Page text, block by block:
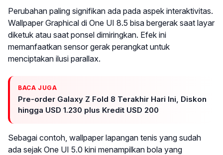
Perubahan paling signifikan ada pada aspek interaktivitas.
Wallpaper Graphical di One UI 8.5 bisa bergerak saat layar
diketuk atau saat ponsel dimiringkan. Efek ini
memanfaatkan sensor gerak perangkat untuk
menciptakan ilusi parallax.
BACA JUGA
Pre-order Galaxy Z Fold 8 Terakhir Hari Ini, Diskon
hingga USD 1.230 plus Kredit USD 200
Sebagai contoh, wallpaper lapangan tenis yang sudah
ada sejak One UI 5.0 kini menampilkan bola yang